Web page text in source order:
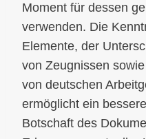
Moment für dessen
verwenden. Die
Elemente, der
von Zeugnissen
von deutschen
ermöglicht ein
Botschaft des